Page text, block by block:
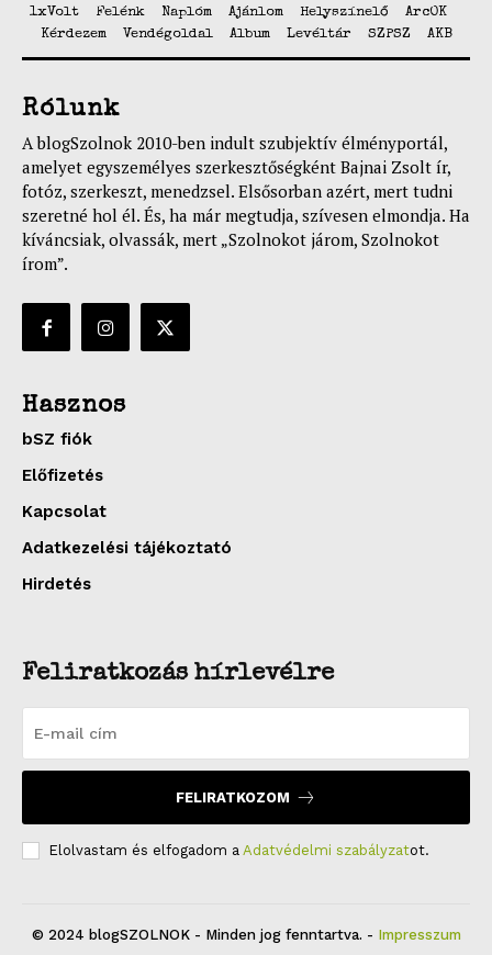
1xVolt Felénk Naplóm Ajánlom Helyszínelő
ArcOK
Kérdezem
Vendégoldal Album Levéltár SZPSZ AKB
Rólunk
A blogSzolnok 2010-ben indult szubjektív élményportál,
amelyet egyszemélyes szerkesztőségként Bajnai Zsolt ír,
fotóz, szerkeszt, menedzsel. Elsősorban azért, mert tudni
szeretné hol él. És, ha már megtudja, szívesen elmondja. Ha
kíváncsiak, olvassák, mert „Szolnokot járom, Szolnokot
írom”.
Hasznos
bSZ fiók
Előfizetés
Kapcsolat
Adatkezelési tájékoztató
Hirdetés
Feliratkozás hírlevélre
FELIRATKOZOM
Elolvastam és elfogadom a Adatvédelmi szabályzatot.
© 2024 blogSZOLNOK - Minden jog fenntartva. - Impresszum